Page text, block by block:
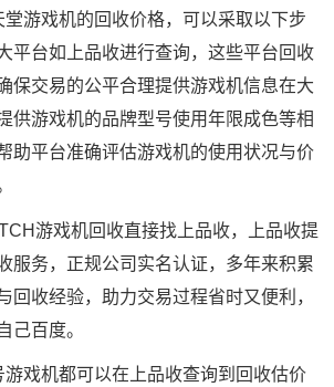
游戏机的回收价格，可以采取以下步
平台如上品收进行查询，这些平台回收
保交易的公平合理提供游戏机信息在大
供游戏机的品牌型号使用年限成色等相
助平台准确评估游戏机的使用状况与价
游戏机回收直接找上品收，上品收提
服务，正规公司实名认证，多年来积累
回收经验，助力交易过程省时又便利，
己百度。
戏机都可以在上品收查询到回收估价